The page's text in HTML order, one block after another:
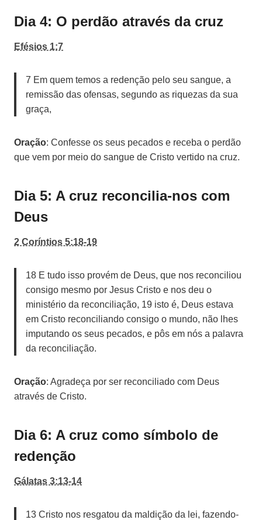
Dia 4: O perdão através da cruz
Efésios 1:7
7 Em quem temos a redenção pelo seu sangue, a
remissão das ofensas, segundo as riquezas da sua
graça,
Oração: Confesse os seus pecados e receba o perdão
que vem por meio do sangue de Cristo vertido na cruz.
Dia 5: A cruz reconcilia-nos com
Deus
2 Coríntios 5:18-19
18 E tudo isso provém de Deus, que nos reconciliou
consigo mesmo por Jesus Cristo e nos deu o
ministério da reconciliação, 19 isto é, Deus estava
em Cristo reconciliando consigo o mundo, não lhes
imputando os seus pecados, e pôs em nós a palavra
da reconciliação.
Oração: Agradeça por ser reconciliado com Deus
através de Cristo.
Dia 6: A cruz como símbolo de
redenção
Gálatas 3:13-14
13 Cristo nos resgatou da maldição da lei, fazendo-